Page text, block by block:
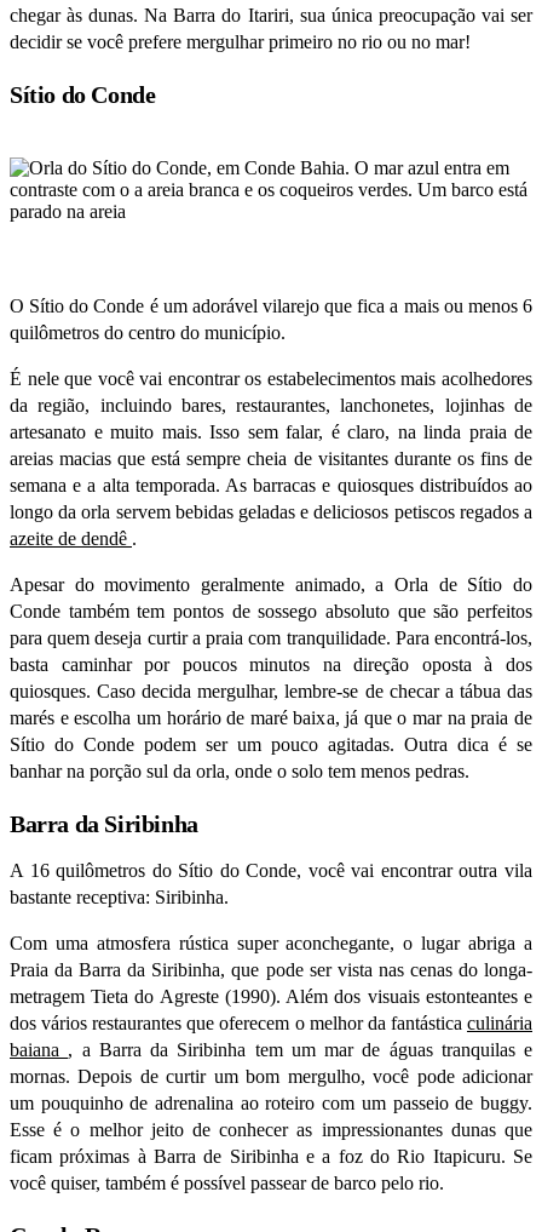
chegar às dunas. Na Barra do Itariri, sua única preocupação vai ser
decidir se você prefere mergulhar primeiro no rio ou no mar!
Sítio do Conde
O Sítio do Conde é um adorável vilarejo que fica a mais ou menos 6
quilômetros do centro do município.
É nele que você vai encontrar os estabelecimentos mais acolhedores
da região, incluindo bares, restaurantes, lanchonetes, lojinhas de
artesanato e muito mais. Isso sem falar, é claro, na linda praia de
areias macias que está sempre cheia de visitantes durante os fins de
semana e a alta temporada. As barracas e quiosques distribuídos ao
longo da orla servem bebidas geladas e deliciosos petiscos regados a
azeite de dendê .
Apesar do movimento geralmente animado, a Orla de Sítio do
Conde também tem pontos de sossego absoluto que são perfeitos
para quem deseja curtir a praia com tranquilidade. Para encontrá-los,
basta caminhar por poucos minutos na direção oposta à dos
quiosques. Caso decida mergulhar, lembre-se de checar a tábua das
marés e escolha um horário de maré baixa, já que o mar na praia de
Sítio do Conde podem ser um pouco agitadas. Outra dica é se
banhar na porção sul da orla, onde o solo tem menos pedras.
Barra da Siribinha
A 16 quilômetros do Sítio do Conde, você vai encontrar outra vila
bastante receptiva: Siribinha.
Com uma atmosfera rústica super aconchegante, o lugar abriga a
Praia da Barra da Siribinha, que pode ser vista nas cenas do longa-
metragemTieta do Agreste (1990). Além dos visuais estonteantes e
dos vários restaurantes que oferecem o melhor da fantástica culinária
baiana , a Barra da Siribinha tem um mar de águas tranquilas e
mornas. Depois de curtir um bom mergulho, você pode adicionar
um pouquinho de adrenalina ao roteiro com um passeio de buggy.
Esse é o melhor jeito de conhecer as impressionantes dunas que
ficam próximas à Barra de Siribinha ea fozdo Rio Itapicuru. Se
você quiser, também é possível passear de barco pelo rio.